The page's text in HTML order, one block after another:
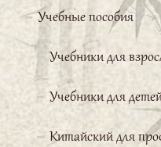
Учебные пособия
Учебники для
Учебники для
Китайский для
изучение этого
напряжения.
Я